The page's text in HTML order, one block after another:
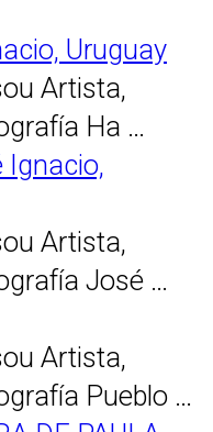
Uruguay
Artista,
Ha …
Ignacio,
Artista,
José …
Artista,
Pueblo …